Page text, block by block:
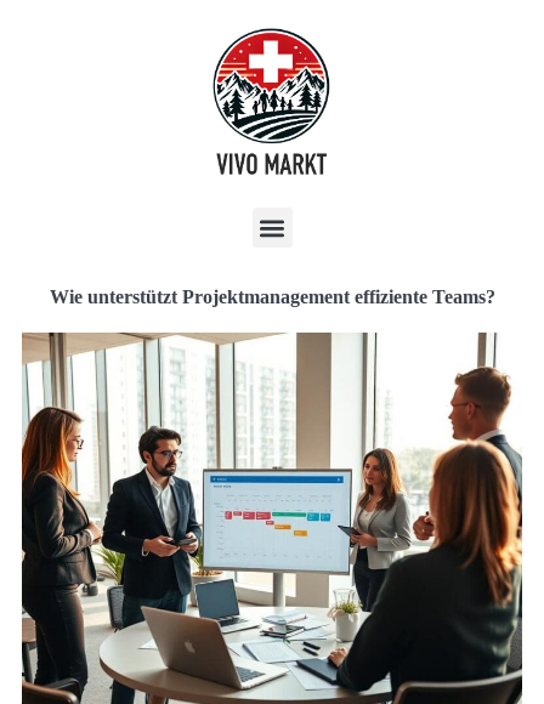
Wie unterstützt Projektmanagement effiziente Teams?